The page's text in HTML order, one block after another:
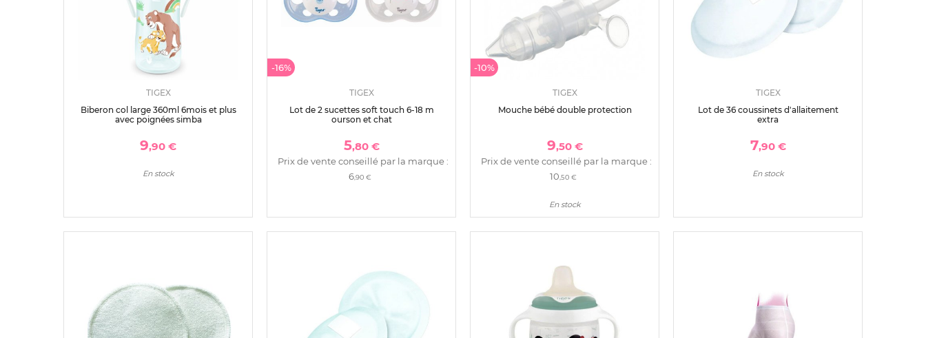
TIGEX
Biberon col large 360ml 6mois et plus
avec poignées simba
9,90 €
En stock
-16%
TIGEX
Lot de 2 sucettes soft touch 6-18 m
ourson et chat
5,80 €
Prix de vente conseillé par la marque :
6,90 €
-10%
TIGEX
Mouche bébé double protection
9,50 €
Prix de vente conseillé par la marque :
10,50 €
En stock
TIGEX
Lot de 36 coussinets d'allaitement
extra
7,90 €
En stock